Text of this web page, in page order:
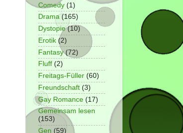
Comedy (1)
Drama (165)
Dystopie (10)
Erotik (2)
Fantasy (72)
Fluff (2)
Freitags-Füller (60)
Freundschaft (3)
Gay Romance (17)
Gemeinsam lesen
(153)
Gen (59)